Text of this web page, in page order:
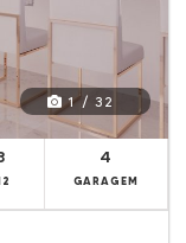
1 / 32
4
GARAGEM